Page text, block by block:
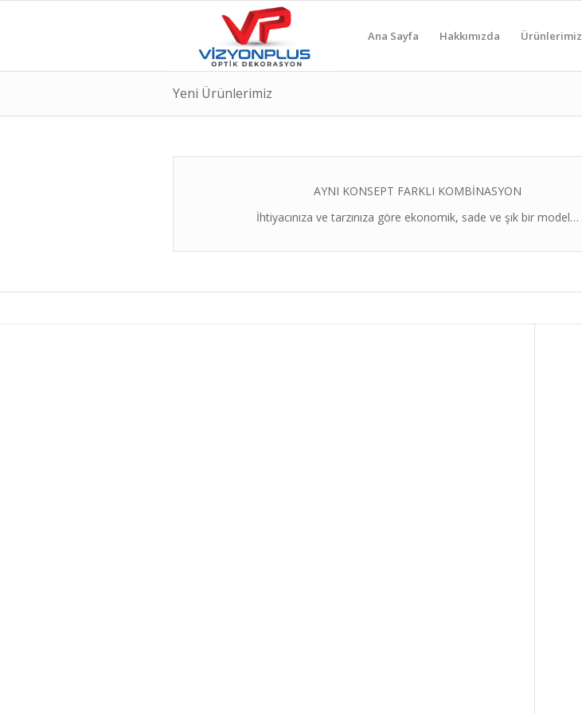
Ana Sayfa Hakkımızda Ürünlerimiz
Yeni Ürünlerimiz
AYNI KONSEPT FARKLI KOMBİNASYON
İhtiyacınıza ve tarzınıza göre ekonomik, sade ve şık bir model…